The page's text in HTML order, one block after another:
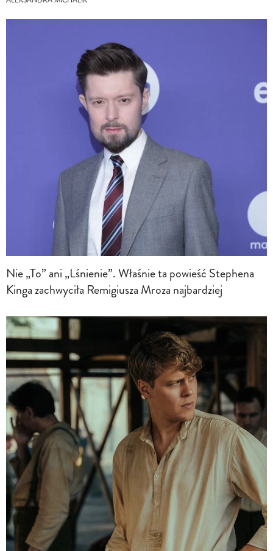
Nie „To” ani „Lśnienie”. Właśnie ta powieść Stephena
Kinga zachwyciła Remigiusza Mroza najbardziej